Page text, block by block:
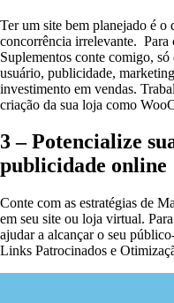
Ter um site bem planejado é o
concorrência irrelevante. Para
Suplementos conte comigo,
usuário, publicidade,
investimento em vendas.
criação da sua loja como
3 – Potencialize
publicidade online
Conte com as estratégias de
em seu site ou loja virtual.
ajudar a alcançar o seu
Links Patrocinados e